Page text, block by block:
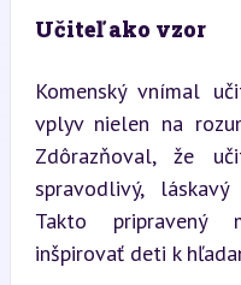
Učiteľ ako vzor
Komenský vnímal
vplyv nielen na
Zdôrazňoval, že
spravodlivý,
Takto pripravený
inšpirovať deti k